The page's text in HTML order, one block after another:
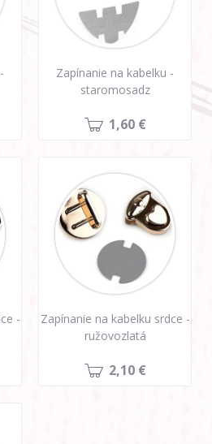
Zapínanie na kabelku -
staromosadz
1,60 €
-
Zapínanie na kabelku srdce -
ružovozlatá
2,10 €